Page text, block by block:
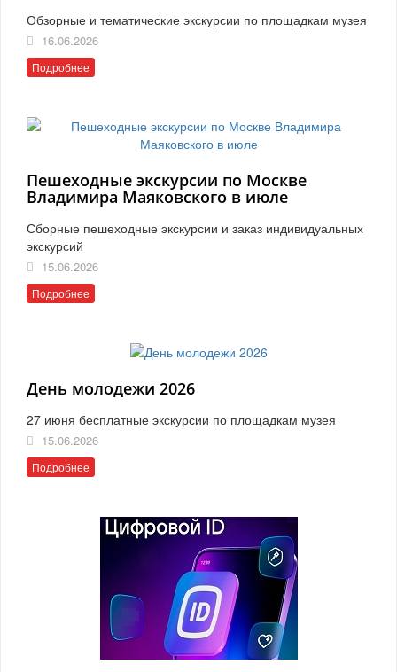
Обзорные и тематические экскурсии по площадкам музея
16.06.2026
Подробнее
Пешеходные экскурсии по Москве
Владимира Маяковского в июле
Сборные пешеходные экскурсии и заказ индивидуальных
экскурсий
15.06.2026
Подробнее
День молодежи 2026
27 июня бесплатные экскурсии по площадкам музея
15.06.2026
Подробнее